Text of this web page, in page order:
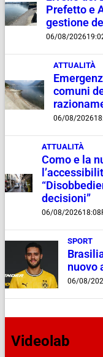
Prefetto e
gestione
06/08/2026
ATTUALITÀ
comuni
06/08/2026
ATTUALITÀ
Como e la
decisioni”
06/08/202618:08
SPORT
nuovo
06/08/
Videolab